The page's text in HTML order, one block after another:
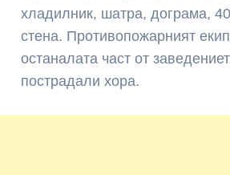
хладилник, шатра, дограма,
стена. Противопожарният
останалата част от
пострадали хора.